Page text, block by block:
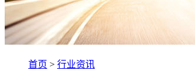
首页 > 行业资讯